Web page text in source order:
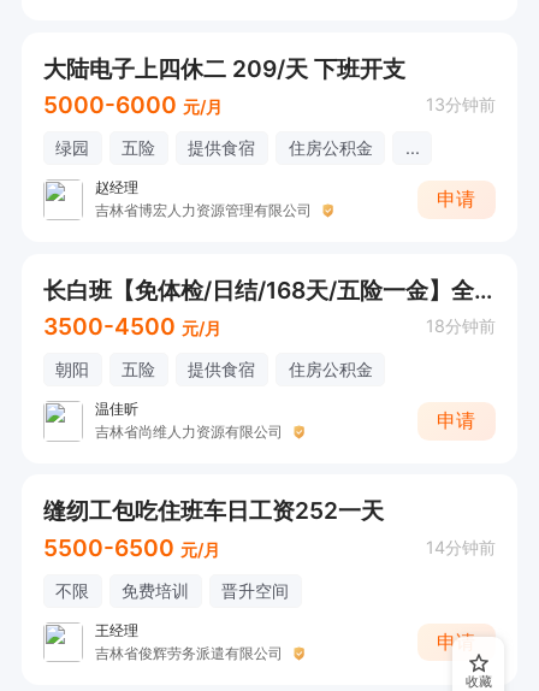
大陆电子上四休二 209/天 下班开支
5000-6000 元/月 13分钟前
绿园 五险 提供食宿 住房公积金 ...
赵经理
吉林省博宏人力资源管理有限公司
申请
长白班【免体检/日结/168天/五险一金】全市班车
3500-4500 元/月 18分钟前
朝阳 五险 提供食宿 住房公积金
温佳昕
吉林省尚维人力资源有限公司
申请
缝纫工包吃住班车日工资252一天
5500-6500 元/月 14分钟前
不限 免费培训 晋升空间
王经理
吉林省俊辉劳务派遣有限公司
申请
收藏